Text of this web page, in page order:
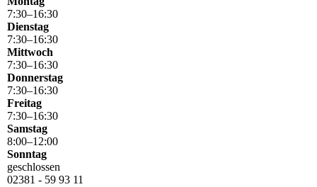
7:30–16:30
Dienstag
7:30–16:30
Mittwoch
7:30–16:30
Donnerstag
7:30–16:30
Freitag
7:30–16:30
Samstag
8:00–12:00
Sonntag
geschlossen
02381 - 59 93 11